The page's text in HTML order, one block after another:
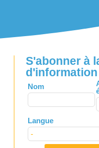
S'abonner à
d'information
Leave
this
field
blank
Nom
Langue